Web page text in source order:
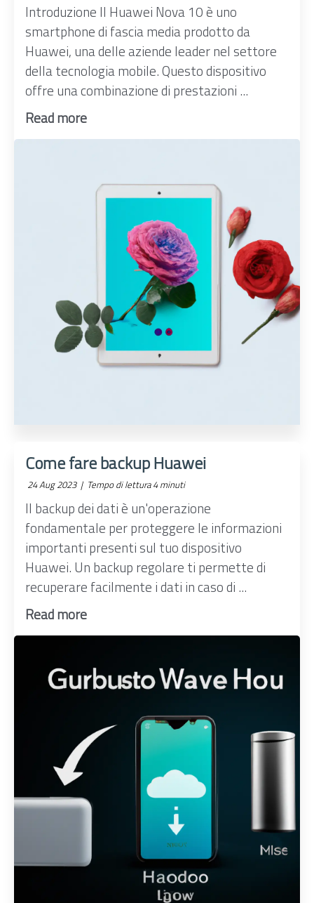
Introduzione Il Huawei Nova 10 è uno
smartphone di fascia media prodotto da
Huawei, una delle aziende leader nel settore
della tecnologia mobile. Questo dispositivo
offre una combinazione di prestazioni ...
Read more
Come fare backup Huawei
24 Aug 2023 | Tempo di lettura 4 minuti
Il backup dei dati è un'operazione
fondamentale per proteggere le informazioni
importanti presenti sul tuo dispositivo
Huawei. Un backup regolare ti permette di
recuperare facilmente i dati in caso di ...
Read more